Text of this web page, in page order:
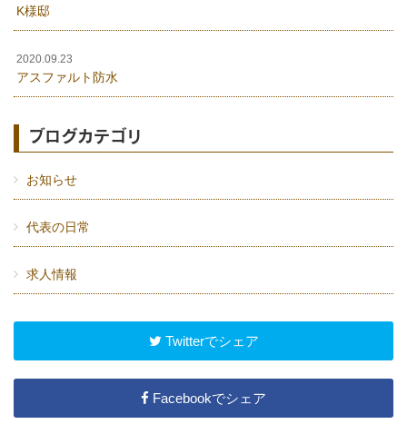
K様邸
2020.09.23
アスファルト防水
ブログカテゴリ
お知らせ
代表の日常
求人情報
Twitterでシェア
Facebookでシェア